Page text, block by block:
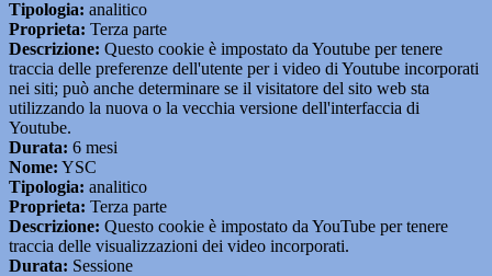
Tipologia: analitico
Proprieta: Terza parte
Descrizione: Questo cookie è impostato da Youtube per tenere
traccia delle preferenze dell'utente per i video di Youtube incorporati
nei siti; può anche determinare se il visitatore del sito web sta
utilizzando la nuova o la vecchia versione dell'interfaccia di
Youtube.
Durata: 6 mesi
Nome: YSC
Tipologia: analitico
Proprieta: Terza parte
Descrizione: Questo cookie è impostato da YouTube per tenere
traccia delle visualizzazioni dei video incorporati.
Durata: Sessione